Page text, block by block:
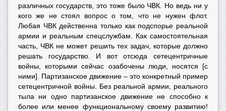
различных государств, это тоже было ЧВК. Но ведь ни у
кого же не стоял вопрос о том, что не нужен флот.
Любая ЧВК действенна только как подспорье реальной
армии и реальным спецслужбам. Как самостоятельная
часть, ЧВК не может решить тех задач, которые должно
решать государство. И вот отсюда сетецентричные
войны, которыми сейчас озабочены люди, носятся [с
ними]. Партизанское движение – это конкретный пример
сетецентричной войны. Без реальной армии, реального
тыла ни одно партизанское движение не способно к
более или менее функциональному своему развитию!